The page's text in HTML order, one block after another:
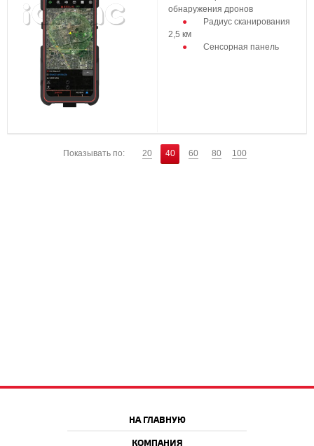
обнаружения дронов
Радиус сканирования
2,5 км
Сенсорная панель
Показывать по: 20 40 60 80 100
НА ГЛАВНУЮ
КОМПАНИЯ